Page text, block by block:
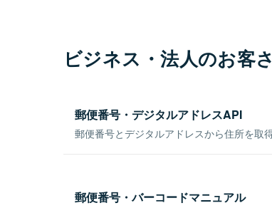
ビジネス・法人のお客
郵便番号・デジタルアドレスAPI
郵便番号とデジタルアドレスから住所を取
郵便番号・バーコードマニュアル